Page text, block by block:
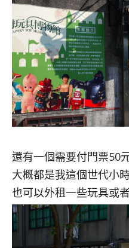
還有一個需要付門票50
大概都是我這個世代小
也可以外租一些玩具或